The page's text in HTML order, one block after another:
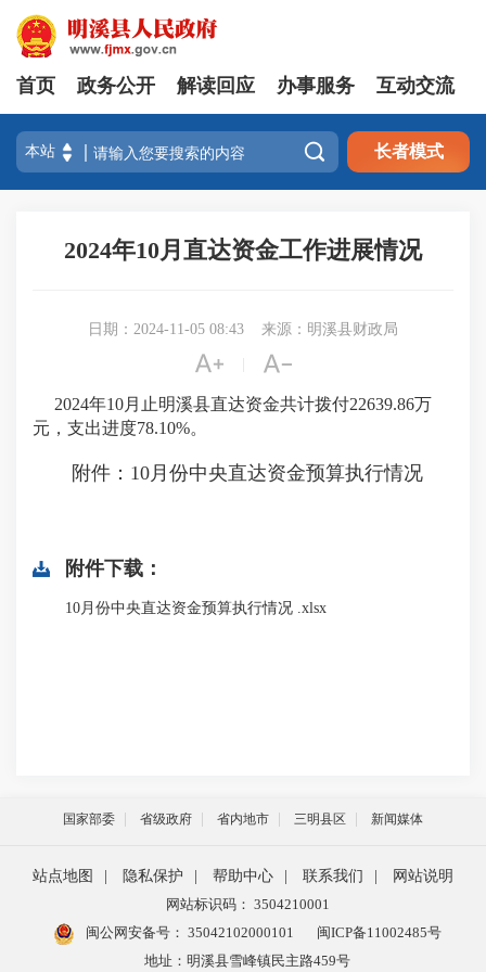
首页 政务公开 解读回应 办事服务 互动交流
 长者模式
2024年10月直达资金工作进展情况
日期：2024-11-05 08:43 来源：明溪县财政局
 
2024年10月止明溪县直达资金共计拨付22639.86万
元，支出进度78.10%。
附件：10月份中央直达资金预算执行情况
附件下载：
10月份中央直达资金预算执行情况 .xlsx
国家部委 省级政府 省内地市 三明县区 新闻媒体
站点地图 隐私保护 帮助中心 联系我们
网站说明
网站标识码： 3504210001
闽公网安备号： 35042102000101
闽ICP备11002485号
地址：明溪县雪峰镇民主路459号